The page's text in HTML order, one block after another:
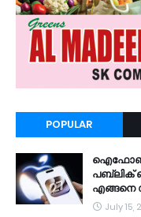
POPULAR
ഐഫോൺ
പബ്ലിക്
എങ്ങനെ
July 15,